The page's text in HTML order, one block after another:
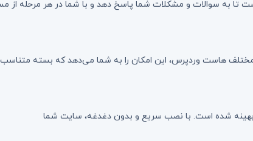
تا به سوالات و مشکلات شما پاسخ دهد و با شما در هر مرحله
هاست وردپرس، این امکان را به شما می‌دهد که بسته متناسب
شده است. با نصب سریع و بدون دغدغه، سایت شما